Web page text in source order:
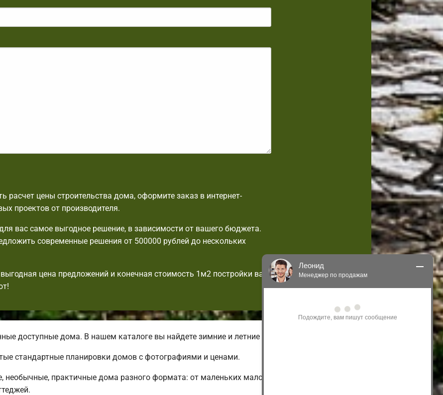
расчет цены строительства дома, оформите заказ в интернет-
проектов от производителя.
вас самое выгодное решение, в зависимости от вашего бюджета.
современные решения от 500000 рублей до нескольких
цена предложений и конечная стоимость 1м2 постройки вас
доступные дома. В нашем каталоге вы найдете зимние и летние комплектации домов.
стандартные планировки домов с фотографиями и ценами.
практичные дома разного формата: от маленьких малоэтажных и бюджетных
Леонид
Менеджер по продажам
проконсультировать Вас по нашим
акциям и проектам.